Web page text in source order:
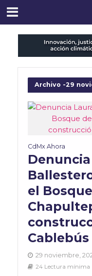
Archivo -29
CdMx Ahora
el
Cablebús
29 noviembre,
24 Lectura mínima